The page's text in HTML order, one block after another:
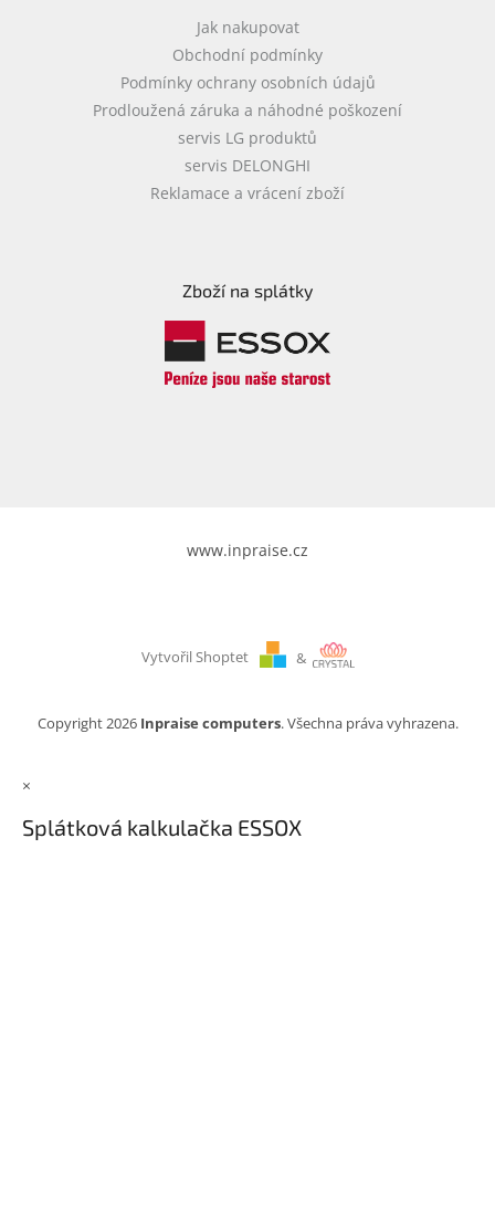
Jak nakupovat
Obchodní podmínky
Podmínky ochrany osobních údajů
Prodloužená záruka a náhodné poškození
servis LG produktů
servis DELONGHI
Reklamace a vrácení zboží
Zboží na splátky
www.inpraise.cz
Vytvořil Shoptet &
Copyright 2026 Inpraise computers. Všechna práva vyhrazena.
×
Splátková kalkulačka ESSOX